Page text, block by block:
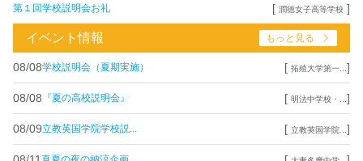
第１回学校説明会お礼 [ 潤徳女子高等学校 ]
イベント情報 もっと見る
08/08学校説明会（夏期実施） [ 拓殖大学第一... ]
08/08 『夏の高校説明会』 [ 明法中学校・... ]
08/09立教英国学院学校説... [ 立教英国学院... ]